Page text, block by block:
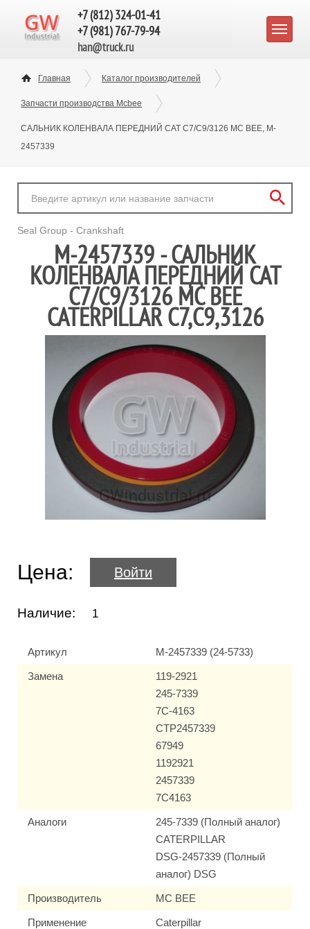
+7 (812) 324-01-41
+7 (981) 767-79-94
han@truck.ru
Главная Каталог производителей
Запчасти производства Mcbee
САЛЬНИК КОЛЕНВАЛА ПЕРЕДНИЙ CAT C7/C9/3126 MC BEE, M-
2457339
Seal Group - Crankshaft
M-2457339 - САЛЬНИК
КОЛЕНВАЛА ПЕРЕДНИЙ CAT
C7/C9/3126 MC BEE
CATERPILLAR C7,C9,3126
Цена: Войти
Наличие: 1
Артикул M-2457339 (24-5733)
Замена
119-2921
245-7339
7C-4163
CTP2457339
67949
1192921
2457339
7C4163
Аналоги
245-7339 (Полный аналог)
CATERPILLAR
DSG-2457339 (Полный
аналог) DSG
Производитель MC BEE
Применение Caterpillar